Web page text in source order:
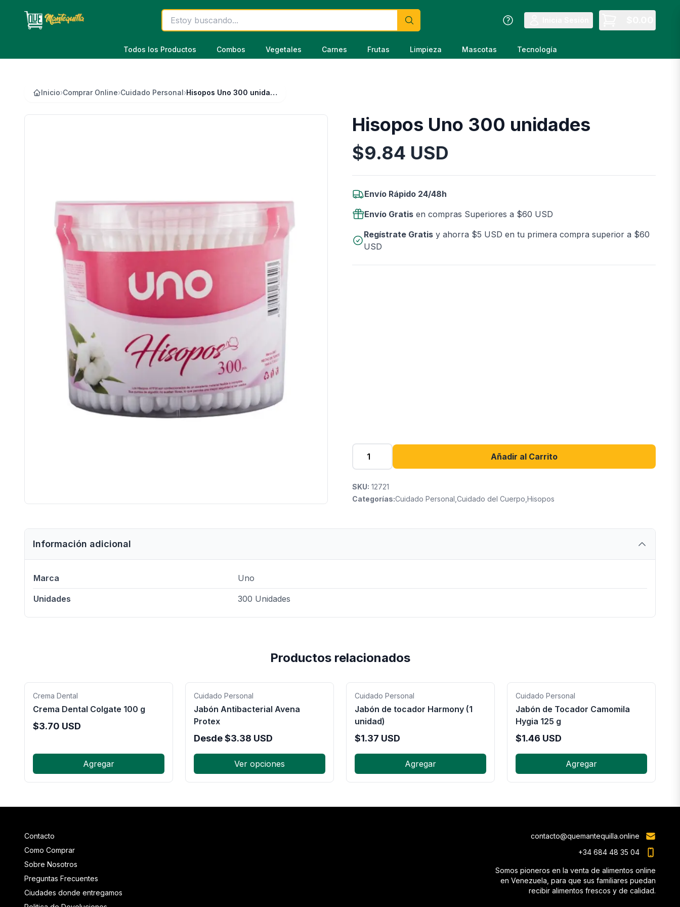
Todos los Productos Combos Vegetales Carnes Frutas Limpieza Mascotas Tecnología
Inicio›Comprar Online›Cuidado Personal› Hisopos Uno 300 unidades
Hisopos Uno 300 unidades
Información del Producto
$9.84 USD
Envío Rápido 24/48h
Envío Gratis en compras Superiores a $60 USD
Regístrate Gratisy ahorra $5 USD en tu primera compra superior a $60
USD
Añadir al Carrito
SKU: 12721
Categorías:Cuidado Personal Cuidado del Cuerpo Hisopos
Información adicional
Marca Uno
Unidades 300 Unidades
Productos relacionados
Crema Dental
Crema Dental Colgate 100 g
$3.70 USD
Agregar
Cuidado Personal
Jabón Antibacterial Avena
Protex
Desde$3.38 USD
Ver opciones
Cuidado Personal
Jabón de tocador Harmony (1
unidad)
$1.37 USD
Agregar
Cuidado Personal
Jabón de Tocador Camomila
Hygia 125 g
$1.46 USD
Agregar
Contacto
Como Comprar
Sobre Nosotros
Preguntas Frecuentes
Ciudades donde entregamos
contacto@quemantequilla.online
+34 684 48 35 04
Somos pioneros en la venta de alimentos online
en Venezuela, para que sus familiares puedan
recibir alimentos frescos y de calidad.